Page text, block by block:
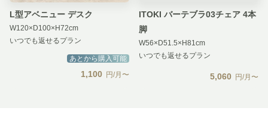
L型アベニュー デスク
W120×D100×H72cm
いつでも返せるプラン
あとから購入可能
1,100 円/月〜
ITOKI バーテブラ03チェア 4本
脚
W56×D51.5×H81cm
いつでも返せるプラン
5,060 円/月〜